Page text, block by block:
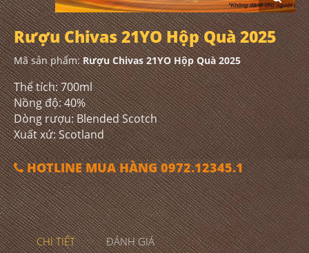
Rượu Chivas 21YO Hộp Quà 2025
Mã sản phẩm:Rượu Chivas 21YO Hộp Quà 2025
Thể tích: 700ml
Nồng độ: 40%
Dòng rượu: Blended Scotch
Xuất xứ: Scotland
HOTLINE MUA HÀNG 0972.12345.1
CHI TIẾT ĐÁNH GIÁ